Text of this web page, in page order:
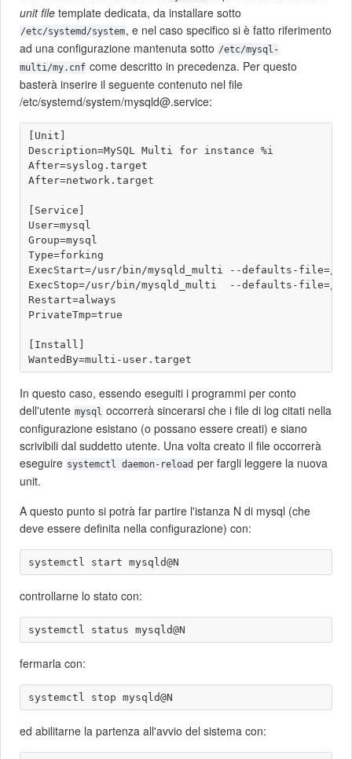
unit file template dedicata, da installare sotto
/etc/systemd/system, e nel caso specifico si è fatto riferimento
ad una configurazione mantenuta sotto /etc/mysql-
multi/my.cnf come descritto in precedenza. Per questo
basterà inserire il seguente contenuto nel file
/etc/systemd/system/mysqld@.service:
[Unit]
Description=MySQL Multi for instance %i
After=syslog.target
After=network.target
[Service]
User=mysql
Group=mysql
Type=forking
ExecStart=/usr/bin/mysqld_multi --defaults-file=/
ExecStop=/usr/bin/mysqld_multi  --defaults-file=/
Restart=always
PrivateTmp=true
[Install]
In questo caso, essendo eseguiti i programmi per conto
dell'utente mysql occorrerà sincerarsi che i file di log citati nella
configurazione esistano (o possano essere creati) e siano
scrivibili dal suddetto utente. Una volta creato il file occorrerà
eseguire systemctl daemon-reload per fargli leggere la nuova
unit.
A questo punto si potrà far partire l'istanza N di mysql (che
deve essere definita nella configurazione) con:
controllarne lo stato con:
fermarla con:
ed abilitarne la partenza all'avvio del sistema con: